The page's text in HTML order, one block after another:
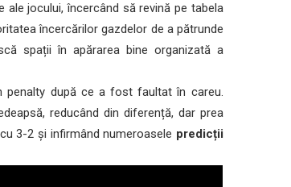
jocului, încercând să revină pe tabela
încercărilor gazdelor de a pătrunde
spații în apărarea bine organizată a
penalty după ce a fost faultat în careu.
reducând din diferență, dar prea
3-2 și infirmând numeroasele predicții